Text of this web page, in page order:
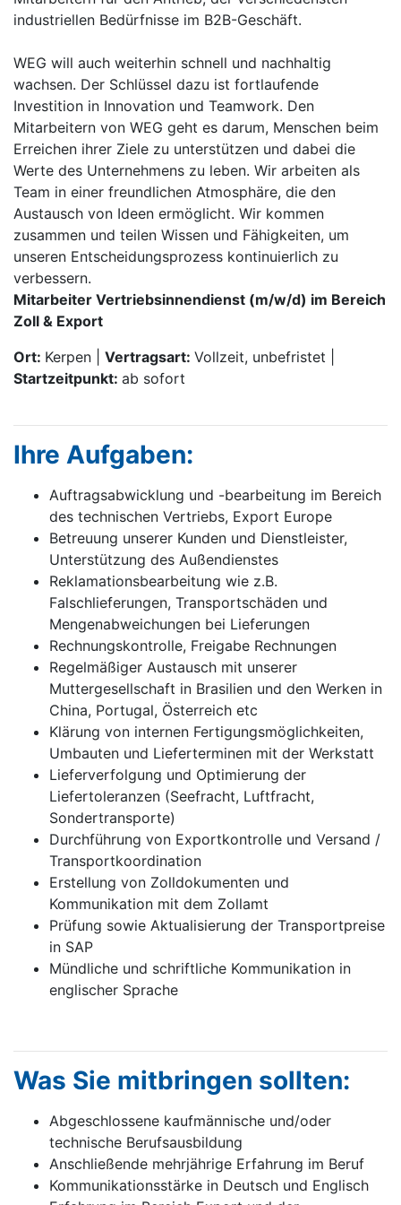
industriellen Bedürfnisse im B2B-Geschäft.
WEG will auch weiterhin schnell und nachhaltig
wachsen. Der Schlüssel dazu ist fortlaufende
Investition in Innovation und Teamwork. Den
Mitarbeitern von WEG geht es darum, Menschen beim
Erreichen ihrer Ziele zu unterstützen und dabei die
Werte des Unternehmens zu leben. Wir arbeiten als
Team in einer freundlichen Atmosphäre, die den
Austausch von Ideen ermöglicht. Wir kommen
zusammen und teilen Wissen und Fähigkeiten, um
unseren Entscheidungsprozess kontinuierlich zu
verbessern.
Mitarbeiter Vertriebsinnendienst (m/w/d) im Bereich
Zoll & Export
Ort: Kerpen | Vertragsart: Vollzeit, unbefristet |
Startzeitpunkt: ab sofort
Ihre Aufgaben:
Auftragsabwicklung und -bearbeitung im Bereich
des technischen Vertriebs, Export Europe
Betreuung unserer Kunden und Dienstleister,
Unterstützung des Außendienstes
Reklamationsbearbeitung wie z.B.
Falschlieferungen, Transportschäden und
Mengenabweichungen bei Lieferungen
Rechnungskontrolle, Freigabe Rechnungen
Regelmäßiger Austausch mit unserer
Muttergesellschaft in Brasilien und den Werken in
China, Portugal, Österreich etc
Klärung von internen Fertigungsmöglichkeiten,
Umbauten und Lieferterminen mit der Werkstatt
Lieferverfolgung und Optimierung der
Liefertoleranzen (Seefracht, Luftfracht,
Sondertransporte)
Durchführung von Exportkontrolle und Versand /
Transportkoordination
Erstellung von Zolldokumenten und
Kommunikation mit dem Zollamt
Prüfung sowie Aktualisierung der Transportpreise
in SAP
Mündliche und schriftliche Kommunikation in
englischer Sprache
Was Sie mitbringen sollten:
Abgeschlossene kaufmännische und/oder
technische Berufsausbildung
Anschließende mehrjährige Erfahrung im Beruf
Kommunikationsstärke in Deutsch und Englisch